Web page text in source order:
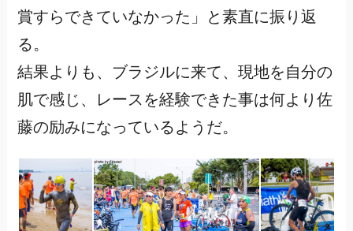
賞すらできていなかった」と素直に振り返
る。
結果よりも、ブラジルに来て、現地を自分の
肌で感じ、レースを経験できた事は何より佐
藤の励みになっているようだ。